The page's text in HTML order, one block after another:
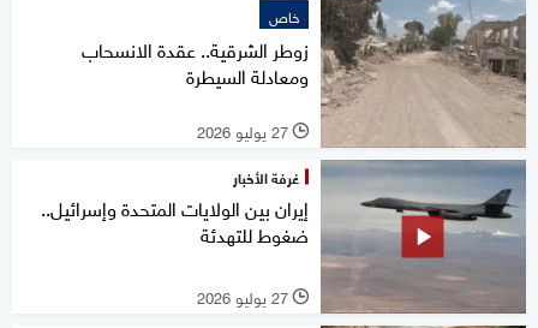
خاص
زوطر الشرقية.. عقدة الانسحاب
ومعادلة السيطرة
l 27 يوليو 2026
غرفة الأخبار
إيران بين الولايات المتحدة وإسرائيل..
ضغوط للتهدئة
l 27 يوليو 2026